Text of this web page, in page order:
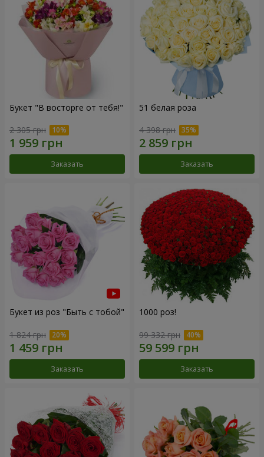
Букет "В восторге от тебя!"
2 305 грн
Заказать
51 белая роза
4 398 грн
Заказать
Букет из роз "Быть с тобой"
1 824 грн
Заказать
1000 роз!
99 332 грн
Заказать